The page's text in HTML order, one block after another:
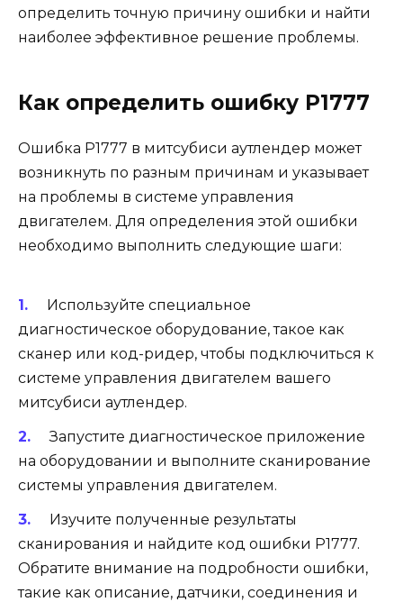
определить точную причину ошибки и найти
наиболее эффективное решение проблемы.
Как определить ошибку Р1777
Ошибка Р1777 в митсубиси аутлендер может
возникнуть по разным причинам и указывает
на проблемы в системе управления
двигателем. Для определения этой ошибки
необходимо выполнить следующие шаги:
Используйте специальное
диагностическое оборудование, такое как
сканер или код-ридер, чтобы подключиться к
системе управления двигателем вашего
митсубиси аутлендер.
Запустите диагностическое приложение
на оборудовании и выполните сканирование
системы управления двигателем.
Изучите полученные результаты
сканирования и найдите код ошибки Р1777.
Обратите внимание на подробности ошибки,
такие как описание, датчики, соединения и